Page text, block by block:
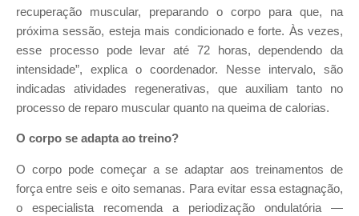
recuperação muscular, preparando o corpo para que, na
próxima sessão, esteja mais condicionado e forte. Às vezes,
esse processo pode levar até 72 horas, dependendo da
intensidade”, explica o coordenador. Nesse intervalo, são
indicadas atividades regenerativas, que auxiliam tanto no
processo de reparo muscular quanto na queima de calorias.
O corpo se adapta ao treino?
O corpo pode começar a se adaptar aos treinamentos de
força entre seis e oito semanas. Para evitar essa estagnação,
o especialista recomenda a periodização ondulatória —